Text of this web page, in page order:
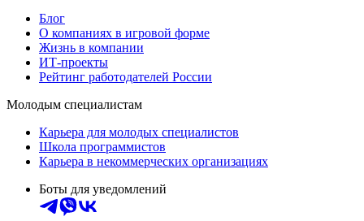
Блог
О компаниях в игровой форме
Жизнь в компании
ИТ-проекты
Рейтинг работодателей России
Молодым специалистам
Карьера для молодых специалистов
Школа программистов
Карьера в некоммерческих организациях
Боты для уведомлений